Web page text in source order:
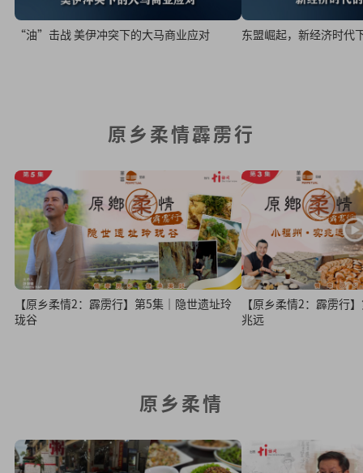
“油”击战 美伊冲突下的大马商业应对 东盟崛起，新经济时代
原乡柔情霹雳行
【原乡柔情2：霹雳行】第5集｜隐世遗址玲
珑谷
【原乡柔情2：霹雳行
兆远
原乡柔情